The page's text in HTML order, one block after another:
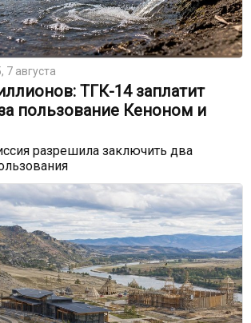
7 августа
ТГК-14 заплатит
пользование Кеноном и
разрешила заключить два